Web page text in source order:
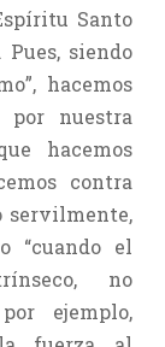
Santo
siendo
hacemos
por nuestra
hacemos
contra
servilmente,
“cuando el
no
ejemplo,